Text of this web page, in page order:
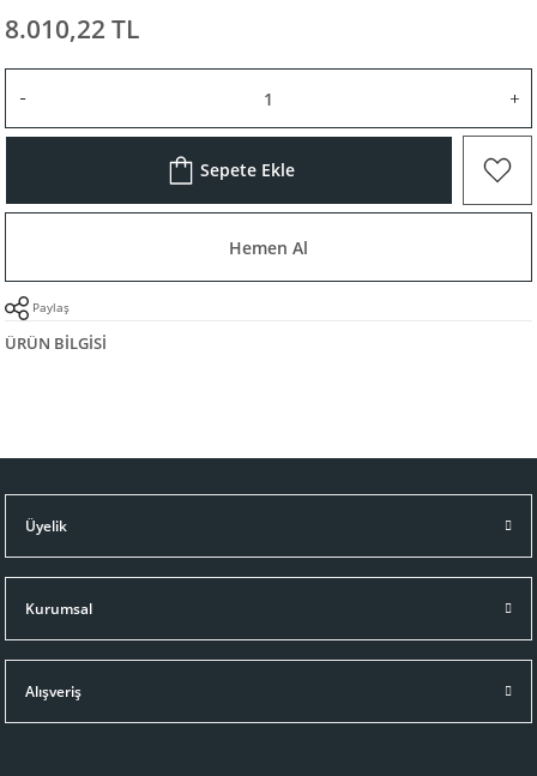
8.010,22 TL
Sepete Ekle
Hemen Al
Paylaş
ÜRÜN BILGISI
Üyelik
Kurumsal
Alışveriş